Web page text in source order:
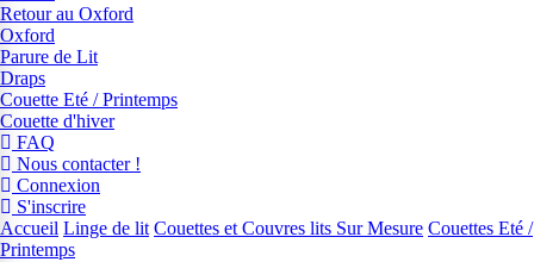
Retour au Oxford
Oxford
Parure de Lit
Draps
Couette Eté / Printemps
Couette d'hiver
FAQ
Nous contacter !
Connexion
S'inscrire
Accueil Linge de lit Couettes et Couvres lits Sur Mesure Couettes Eté /
Printemps